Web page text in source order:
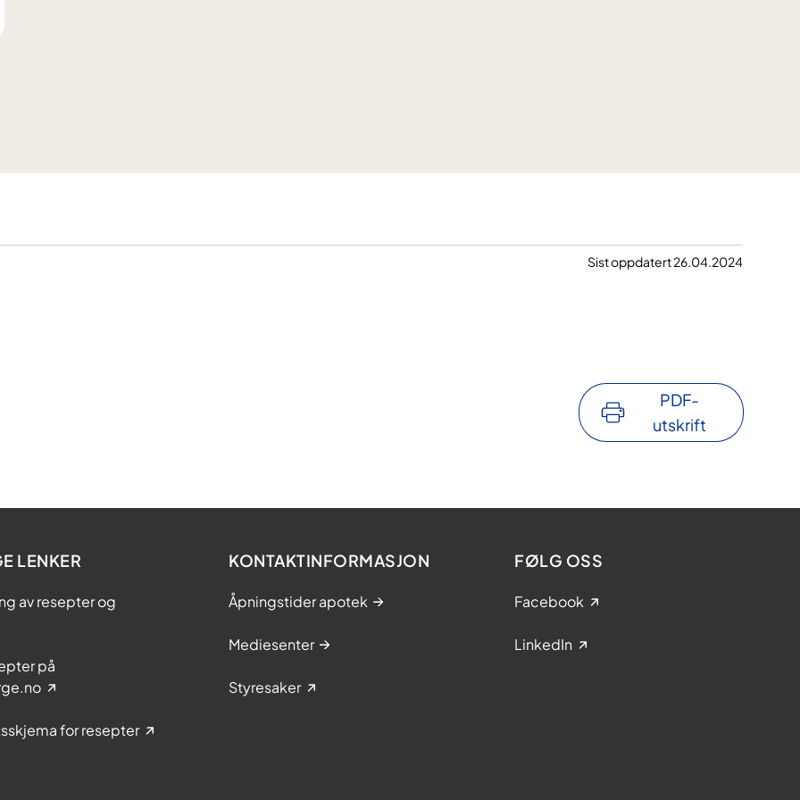
Sist oppdatert 26.04.2024
PDF-
utskrift
LENKER
av resepter og
på
for resepter
KONTAKTINFORMASJON
Åpningstider apotek
Mediesenter
Styresaker
FØLG OSS
Facebook
LinkedIn